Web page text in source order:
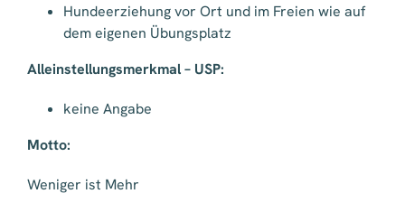
Hundeerziehung vor Ort und im Freien wie auf
dem eigenen Übungsplatz
Alleinstellungsmerkmal – USP:
keine Angabe
Motto:
Weniger ist Mehr